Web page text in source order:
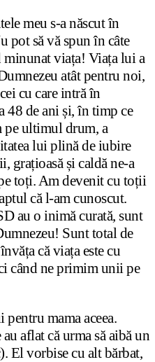
meu s-a născut în
pot să vă spun în câte
viața! Viața lui a
atât pentru noi,
cu care intră în
48 de ani și, în timp ce
pe ultimul drum, a
lui plină de iubire
grațioasă și caldă ne-a
toți. Am devenit cu toții
că l-am cunoscut.
au o inimă curată, sunt
Sunt total de
că viața este cu
când ne primim unii pe
mama aceea.
aflat că urma să aibă un
El vorbise cu alt bărbat,